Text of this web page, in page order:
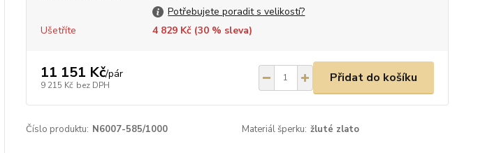
Potřebujete poradit s velikostí?
Ušetříte
4 829 Kč (30% sleva)
11 151 Kč/pár
9 215 Kč bez DPH
Přidat do košíku
Číslo produktu: N6007-585/1000 Materiál šperku: žluté zlato